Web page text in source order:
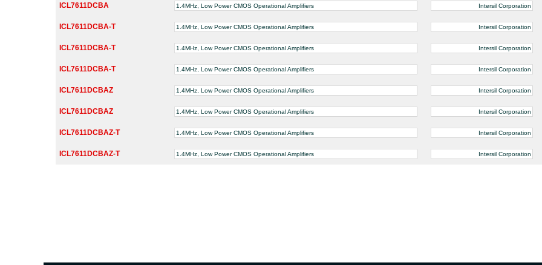
ICL7611DCBA 1.4MHz, Low Power CMOS Operational Amplifiers Intersil Corporation
ICL7611DCBA-T 1.4MHz, Low Power CMOS Operational Amplifiers Intersil Corporation
ICL7611DCBA-T 1.4MHz, Low Power CMOS Operational Amplifiers Intersil Corporation
ICL7611DCBA-T 1.4MHz, Low Power CMOS Operational Amplifiers Intersil Corporation
ICL7611DCBAZ 1.4MHz, Low Power CMOS Operational Amplifiers Intersil Corporation
ICL7611DCBAZ 1.4MHz, Low Power CMOS Operational Amplifiers Intersil Corporation
ICL7611DCBAZ-T 1.4MHz, Low Power CMOS Operational Amplifiers Intersil Corporation
ICL7611DCBAZ-T 1.4MHz, Low Power CMOS Operational Amplifiers Intersil Corporation